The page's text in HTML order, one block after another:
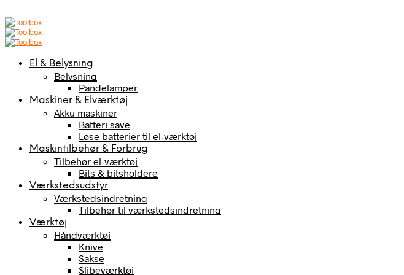
El & Belysning
Belysning
Pandelamper
Maskiner & Elværktøj
Akku maskiner
Batteri save
Løse batterier til el-værktøj
Maskintilbehør & Forbrug
Tilbehør el-værktøj
Bits & bitsholdere
Værkstedsudstyr
Værkstedsindretning
Tilbehør til værkstedsindretning
Værktøj
Håndværktøj
Knive
Sakse
Slibeværktøj